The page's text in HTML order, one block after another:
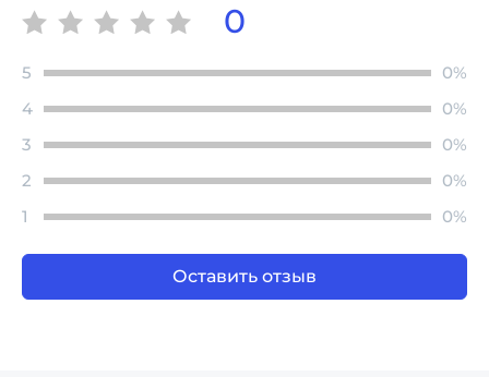
0
5
0%
4
0%
3
0%
2
0%
1
0%
Оставить отзыв